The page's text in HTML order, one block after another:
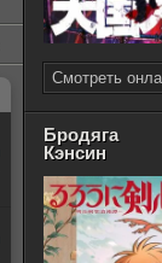
Смотреть
Бродяга
Кэнсин